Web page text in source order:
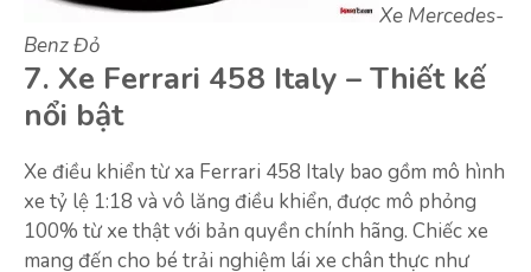
Xe Mercedes-
Benz Đỏ
7. Xe Ferrari 458 Italy – Thiết kế
nổi bật
Xe điều khiển từ xa Ferrari 458 Italy bao gồm mô hình
xe tỷ lệ 1:18 và vô lăng điều khiển, được mô phỏng
100% từ xe thật với bản quyền chính hãng. Chiếc xe
mang đến cho bé trải nghiệm lái xe chân thực như